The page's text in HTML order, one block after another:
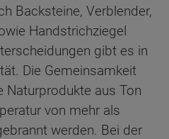
Backsteine, Verblender,
Handstrichziegel
gibt es in
Die Gemeinsamkeit
Naturprodukte aus Ton
von mehr als
werden. Bei der